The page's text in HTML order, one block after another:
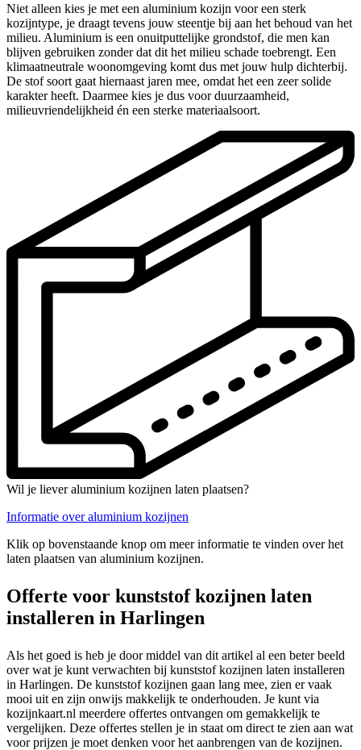
Niet alleen kies je met een aluminium kozijn voor een sterk
kozijntype, je draagt tevens jouw steentje bij aan het behoud van het
milieu. Aluminium is een onuitputtelijke grondstof, die men kan
blijven gebruiken zonder dat dit het milieu schade toebrengt. Een
klimaatneutrale woonomgeving komt dus met jouw hulp dichterbij.
De stof soort gaat hiernaast jaren mee, omdat het een zeer solide
karakter heeft. Daarmee kies je dus voor duurzaamheid,
milieuvriendelijkheid én een sterke materiaalsoort.
Wil je liever aluminium kozijnen laten plaatsen?
Informatie over aluminium kozijnen
Klik op bovenstaande knop om meer informatie te vinden over het
laten plaatsen van aluminium kozijnen.
Offerte voor kunststof kozijnen laten
installeren in Harlingen
Als het goed is heb je door middel van dit artikel al een beter beeld
over wat je kunt verwachten bij kunststof kozijnen laten installeren
in Harlingen. De kunststof kozijnen gaan lang mee, zien er vaak
mooi uit en zijn onwijs makkelijk te onderhouden. Je kunt via
kozijnkaart.nl meerdere offertes ontvangen om gemakkelijk te
vergelijken. Deze offertes stellen je in staat om direct te zien aan wat
voor prijzen je moet denken voor het aanbrengen van de kozijnen.